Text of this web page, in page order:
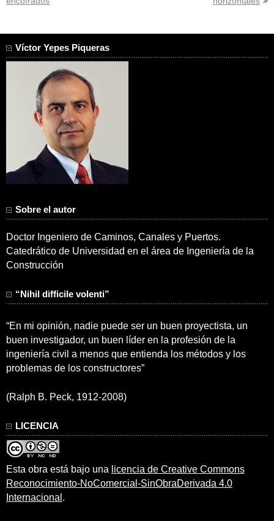
de
Víctor Yepes Piqueras
Sobre el autor
Doctor Ingeniero de Caminos, Canales y Puertos.
Catedrático de Universidad en el área de Ingeniería de la
Construcción
“Nihil difficile volenti”
“En mi opinión, nadie puede ser un buen proyectista, un
buen investigador, un buen líder en la profesión de la
ingeniería civil a menos que entienda los métodos y los
problemas de los constructores”
(Ralph B. Peck, 1912-2008)
LICENCIA
Esta obra está bajo una licencia de Creative Commons
Reconocimiento-NoComercial-SinObraDerivada 4.0
Internacional .